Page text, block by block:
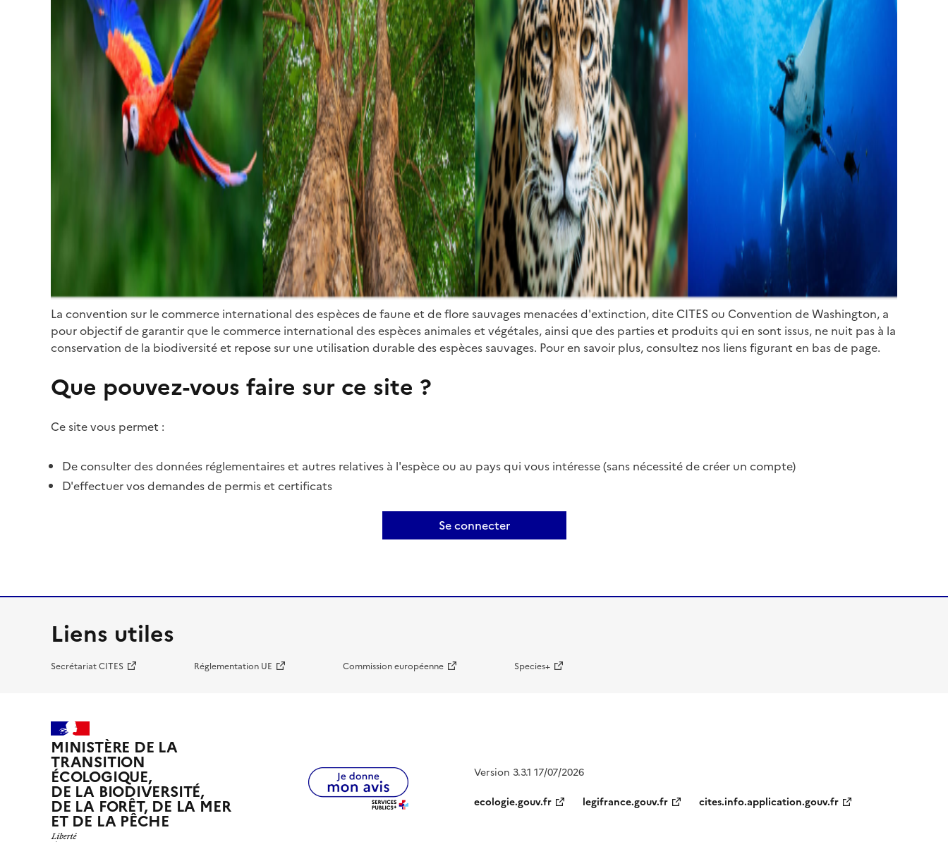
La convention sur le commerce international des espèces de faune et de flore sauvages menacées d'extinction, dite CITES ou Convention de Washington, a
pour objectif de garantir que le commerce international des espèces animales et végétales, ainsi que des parties et produits qui en sont issus, ne nuit pas à la
conservation de la biodiversité et repose sur une utilisation durable des espèces sauvages. Pour en savoir plus, consultez nos liens figurant en bas de page.
Que pouvez-vous faire sur ce site ?
Ce site vous permet :
De consulter des données réglementaires et autres relatives à l'espèce ou au pays qui vous intéresse (sans nécessité de créer un compte)
D'effectuer vos demandes de permis et certificats
Se connecter
Liens utiles
Secrétariat CITES Réglementation UE Commission européenne Species+
MINISTÈRE DE LA
TRANSITION
ÉCOLOGIQUE,
DE LA BIODIVERSITÉ,
DE LA FORÊT, DE LA MER
ET DE LA PÊCHE
Version 3.3.1 17/07/2026
ecologie.gouv.fr
legifrance.gouv.fr cites.info.application.gouv.fr